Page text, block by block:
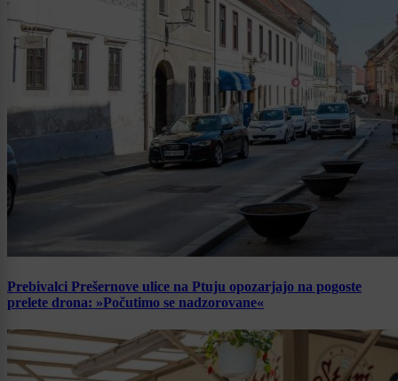
Prebivalci Prešernove ulice na Ptuju opozarjajo na pogoste
prelete drona: »Počutimo se nadzorovane«